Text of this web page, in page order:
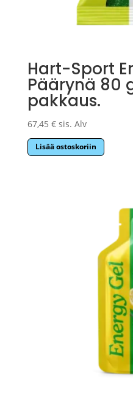
Hart-Sport
Päärynä 80
pakkaus.
67,45 € sis. Alv
Lisää ostoskoriin